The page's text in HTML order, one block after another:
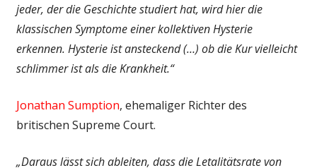
jeder, der die Geschichte studiert hat, wird hier die
klassischen Symptome einer kollektiven Hysterie
erkennen. Hysterie ist ansteckend (…) ob die Kur vielleicht
schlimmer ist als die Krankheit.“
Jonathan Sumption, ehemaliger Richter des
britischen Supreme Court.
„Daraus lässt sich ableiten, dass die Letalitätsrate von